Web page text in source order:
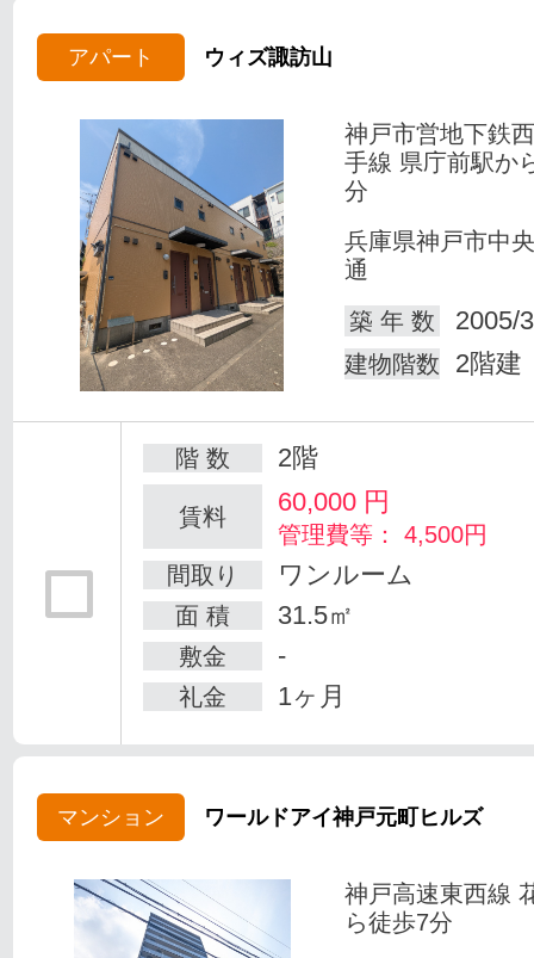
アパート ウィズ諏訪山
神戸市営地下鉄
手線 県庁前駅か
分
兵庫県神戸市中
通
築 年 数
2005/
建物階数 2階建
階 数 2階
賃料 60,000 円
管理費等： 4,500円
間取り
ワンルーム
面 積 31.5㎡
敷金 -
礼金 1ヶ月
マンション ワールドアイ神戸元町ヒルズ
神戸高速東西線
ら徒歩7分